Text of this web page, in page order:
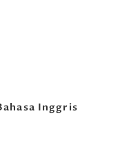
Inggris